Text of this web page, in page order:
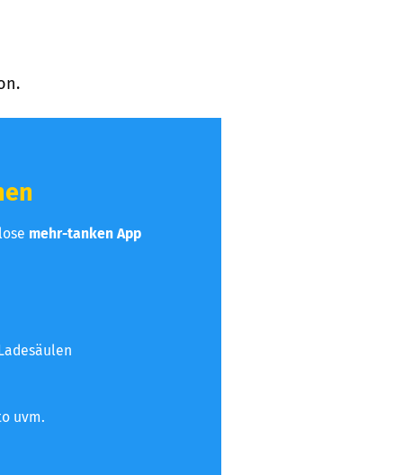
mehr-tanken App
uvm.